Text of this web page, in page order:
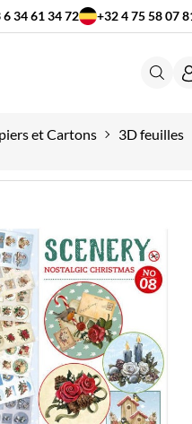
6 34 61 34 72 +32 4 75 58 07
et Cartons 3D feuilles